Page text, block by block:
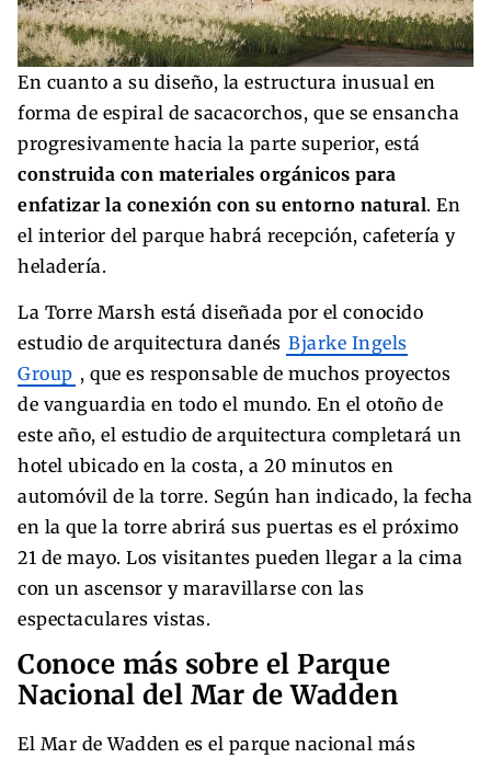
En cuanto a su diseño, la estructura inusual en
forma de espiral de sacacorchos, que se ensancha
progresivamente hacia la parte superior, está
construida con materiales orgánicos para
enfatizar la conexión con su entorno natural. En
el interior del parque habrá recepción, cafetería y
heladería.
La Torre Marsh está diseñada por el conocido
estudio de arquitectura danés Bjarke Ingels
Group , que es responsable de muchos proyectos
de vanguardia en todo el mundo. En el otoño de
este año, el estudio de arquitectura completará un
hotel ubicado en la costa, a 20 minutos en
automóvil de la torre. Según han indicado, la fecha
en la que la torre abrirá sus puertas es el próximo
21 de mayo. Los visitantes pueden llegar a la cima
con un ascensor y maravillarse con las
espectaculares vistas.
Conoce más sobre el Parque
Nacional del Mar de Wadden
El Mar de Wadden es el parque nacional más